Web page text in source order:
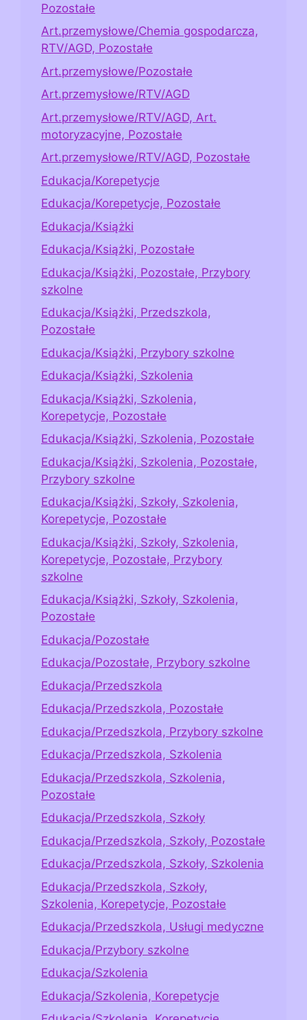
Pozostałe
Art.przemysłowe/Chemia gospodarcza,
RTV/AGD, Pozostałe
Art.przemysłowe/Pozostałe
Art.przemysłowe/RTV/AGD
Art.przemysłowe/RTV/AGD, Art.
motoryzacyjne, Pozostałe
Art.przemysłowe/RTV/AGD, Pozostałe
Edukacja/Korepetycje
Edukacja/Korepetycje, Pozostałe
Edukacja/Książki
Edukacja/Książki, Pozostałe
Edukacja/Książki, Pozostałe, Przybory
szkolne
Edukacja/Książki, Przedszkola,
Pozostałe
Edukacja/Książki, Przybory szkolne
Edukacja/Książki, Szkolenia
Edukacja/Książki, Szkolenia,
Korepetycje, Pozostałe
Edukacja/Książki, Szkolenia, Pozostałe
Edukacja/Książki, Szkolenia, Pozostałe,
Przybory szkolne
Edukacja/Książki, Szkoły, Szkolenia,
Korepetycje, Pozostałe
Edukacja/Książki, Szkoły, Szkolenia,
Korepetycje, Pozostałe, Przybory
szkolne
Edukacja/Książki, Szkoły, Szkolenia,
Pozostałe
Edukacja/Pozostałe
Edukacja/Pozostałe, Przybory szkolne
Edukacja/Przedszkola
Edukacja/Przedszkola, Pozostałe
Edukacja/Przedszkola, Przybory szkolne
Edukacja/Przedszkola, Szkolenia
Edukacja/Przedszkola, Szkolenia,
Pozostałe
Edukacja/Przedszkola, Szkoły
Edukacja/Przedszkola, Szkoły, Pozostałe
Edukacja/Przedszkola, Szkoły, Szkolenia
Edukacja/Przedszkola, Szkoły,
Szkolenia, Korepetycje, Pozostałe
Edukacja/Przedszkola, Usługi medyczne
Edukacja/Przybory szkolne
Edukacja/Szkolenia
Edukacja/Szkolenia, Korepetycje